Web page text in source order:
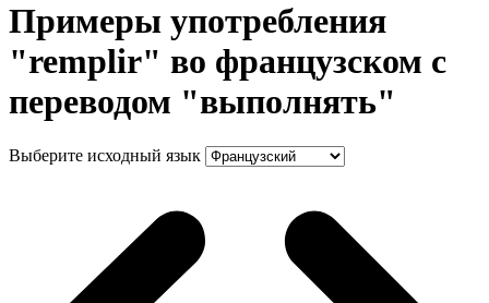
Примеры употребления
"remplir" во французском с
переводом "выполнять"
Выберите исходный язык